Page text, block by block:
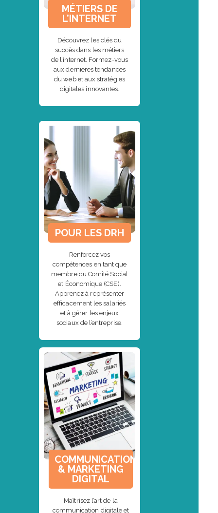
MÉTIERS DE
L’INTERNET
Découvrez les clés du
succès dans les métiers
de l’internet. Formez-vous
aux dernières tendances
du web et aux stratégies
digitales innovantes.
POUR LES DRH
Renforcez vos
compétences en tant que
membre du Comité Social
et Économique (CSE).
Apprenez à représenter
efficacement les salariés
et à gérer les enjeux
sociaux de l’entreprise.
COMMUNICATION
& MARKETING
DIGITAL
Maîtrisez l’art de la
communication digitale et